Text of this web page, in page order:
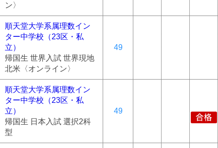
ン〉
順天堂大学系属理数イン
ター中学校（23区・私
立）
帰国生 世界入試 世界現地
北米〈オンライン〉
49
順天堂大学系属理数イン
ター中学校（23区・私
立）
帰国生 日本入試 選択2科
型
49